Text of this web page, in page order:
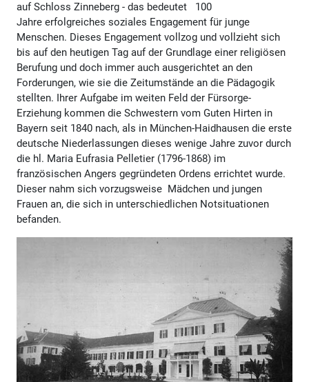
auf Schloss Zinneberg - das bedeutet 100
Jahre erfolgreiches soziales Engagement für junge
Menschen. Dieses Engagement vollzog und vollzieht sich
bis auf den heutigen Tag auf der Grundlage einer religiösen
Berufung und doch immer auch ausgerichtet an den
Forderungen, wie sie die Zeitumstände an die Pädagogik
stellten. Ihrer Aufgabe im weiten Feld der Fürsorge-
Erziehung kommen die Schwestern vom Guten Hirten in
Bayern seit 1840 nach, als in München-Haidhausen die erste
deutsche Niederlassungen dieses wenige Jahre zuvor durch
die hl. Maria Eufrasia Pelletier (1796-1868) im
französischen Angers gegründeten Ordens errichtet wurde.
Dieser nahm sich vorzugsweise Mädchen und jungen
Frauen an, die sich in unterschiedlichen Notsituationen
befanden.